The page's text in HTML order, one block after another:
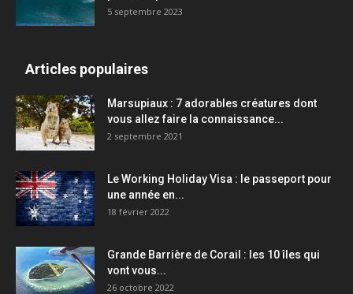
5 septembre 2023
Articles populaires
Marsupiaux : 7 adorables créatures dont
vous allez faire la connaissance...
2 septembre 2021
Le Working Holiday Visa : le passeport pour
une année en...
18 février 2022
Grande Barrière de Corail : les 10 îles qui
vont vous...
26 octobre 2022